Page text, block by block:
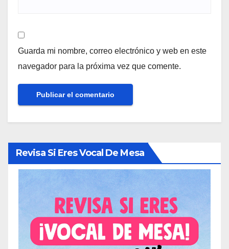
Guarda mi nombre, correo electrónico y web en este
navegador para la próxima vez que comente.
Revisa Si Eres Vocal De Mesa